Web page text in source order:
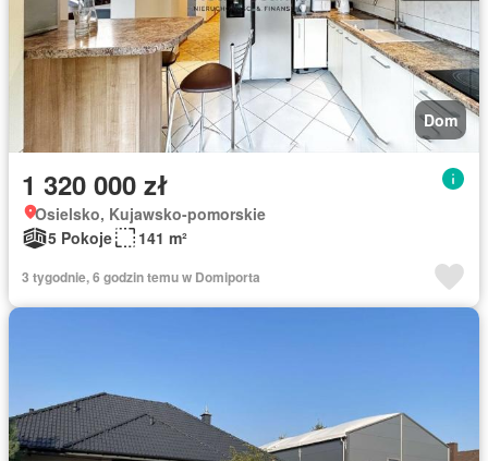
Dom
1 320 000 zł
Osielsko, Kujawsko-pomorskie
5 Pokoje
141 m²
3 tygodnie, 6 godzin temu w Domiporta